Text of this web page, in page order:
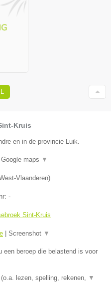
Kruis
en in de provincie Luik.
Google maps ▼
Vlaanderen)
-
Sint-Kruis
| Screenshot ▼
een beroep die belastend is voor
lezen, spelling, rekenen, ▼